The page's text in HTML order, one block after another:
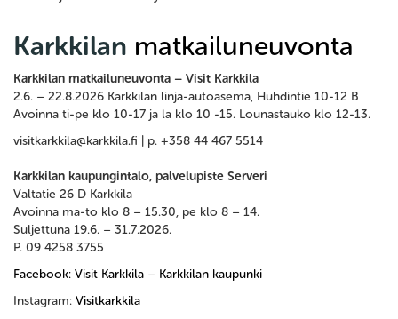
Karkkilan matkailuneuvonta
Karkkilan matkailuneuvonta – Visit Karkkila
2.6. – 22.8.2026 Karkkilan linja-autoasema, Huhdintie 10-12 B
Avoinna ti-pe klo 10-17 ja la klo 10 -15. Lounastauko klo 12-13.
visitkarkkila@karkkila.fi | p. +358 44 467 5514
Karkkilan kaupungintalo, palvelupiste Serveri
Valtatie 26 D Karkkila
Avoinna ma-to klo 8 – 15.30, pe klo 8 – 14.
Suljettuna 19.6. – 31.7.2026.
P. 09 4258 3755
Facebook: Visit Karkkila – Karkkilan kaupunki
Instagram: Visitkarkkila